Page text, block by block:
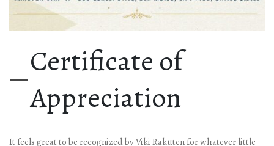
Certificate of
Appreciation
It feels great to be recognized by Viki Rakuten for whatever little